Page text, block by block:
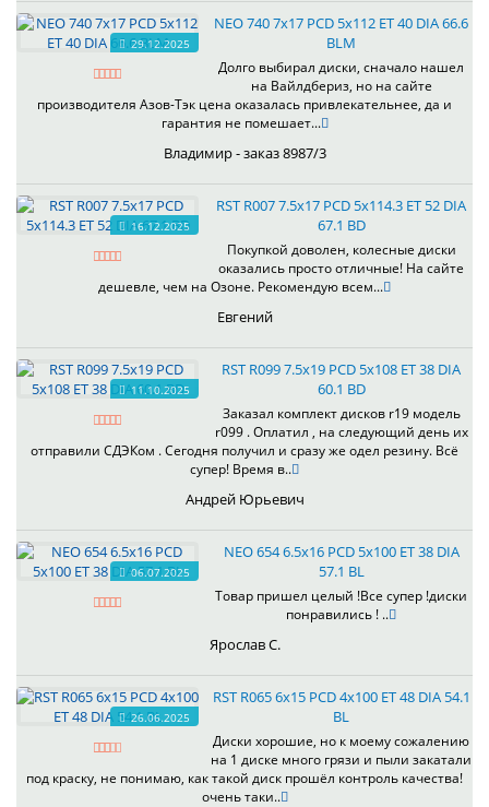
29.12.2025
NEO 740 7x17 PCD 5x112 ET 40 DIA 66.6
BLM
Долго выбирал диски, сначало нашел
на Вайлдбериз, но на сайте
производителя Азов-Тэк цена оказалась привлекательнее, да и
гарантия не помешает...
Владимир - заказ 8987/3
16.12.2025
RST R007 7.5x17 PCD 5x114.3 ET 52 DIA
67.1 BD
Покупкой доволен, колесные диски
оказались просто отличные! На сайте
дешевле, чем на Озоне. Рекомендую всем...
Евгений
11.10.2025
RST R099 7.5x19 PCD 5x108 ET 38 DIA
60.1 BD
Заказал комплект дисков r19 модель
r099 . Оплатил , на следующий день их
отправили СДЭКом . Сегодня получил и сразу же одел резину. Всё
супер! Время в..
Андрей Юрьевич
06.07.2025
NEO 654 6.5x16 PCD 5x100 ET 38 DIA
57.1 BL
Товар пришел целый !Все супер !диски
понравились ! ..
Ярослав С.
26.06.2025
RST R065 6x15 PCD 4x100 ET 48 DIA 54.1
BL
Диски хорошие, но к моему сожалению
на 1 диске много грязи и пыли закатали
под краску, не понимаю, как такой диск прошёл контроль качества!
очень таки..